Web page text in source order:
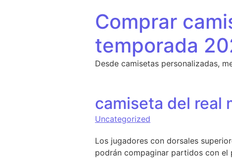
Comprar
temporada
Desde camisetas personalizadas,
camiseta del real
Uncategorized
Los jugadores con dorsales
podrán compaginar partidos con el